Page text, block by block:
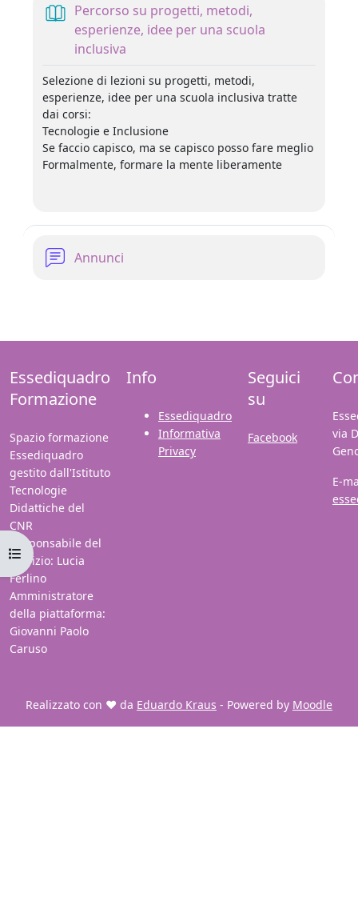
Apri indice del corso
Percorso su progetti, metodi,
esperienze, idee per una scuola
inclusiva
Selezione di lezioni su progetti, metodi,
esperienze, idee per una scuola inclusiva tratte
dai corsi:
Tecnologie e Inclusione
Se faccio capisco, ma se capisco posso fare meglio
Formalmente, formare la mente liberamente
Annunci
Essediquadro
Formazione
Spazio formazione
Essediquadro
gestito dall'Istituto
Tecnologie
Didattiche del
CNR
Responsabile del
servizio: Lucia
Ferlino
Amministratore
della piattaforma:
Giovanni Paolo
Caruso
Info
Essediquadro
Informativa
Privacy
Seguici
su
Facebook
via
E-
Realizzato con ❤️ da Eduardo Kraus - Powered by Moodle